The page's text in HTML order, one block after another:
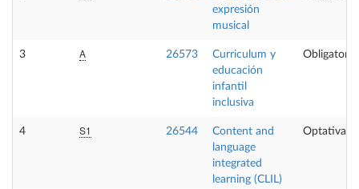
expresión
musical
3 A 26573
Curriculum y
educación
infantil
inclusiva
Obligatoria
4 S1 26544
Content and
language
integrated
learning (CLIL)
Optativa